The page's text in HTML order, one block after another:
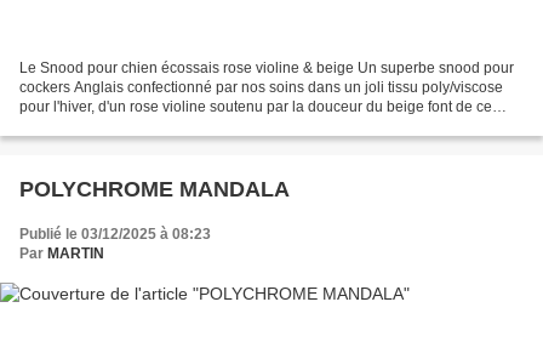
Le Snood pour chien écossais rose violine & beige Un superbe snood pour
cockers Anglais confectionné par nos soins dans un joli tissu poly/viscose
pour l'hiver, d'un rose violine soutenu par la douceur du beige font de ce
POLYCHROME MANDALA
Publié le 03/12/2025 à 08:23
Par MARTIN